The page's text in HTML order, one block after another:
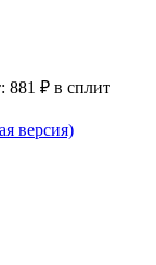
881 ₽ в сплит
версия)